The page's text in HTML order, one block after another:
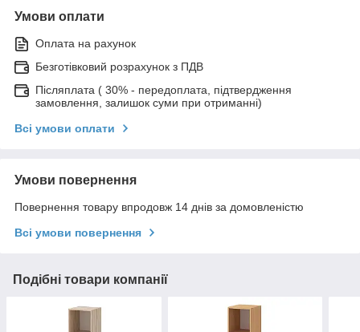
Умови оплати
Оплата на рахунок
Безготівковий розрахунок з ПДВ
Післяплата ( 30% - передоплата, підтвердження
замовлення, залишок суми при отриманні)
Всі умови оплати
Умови повернення
Повернення товару впродовж 14 днів за домовленістю
Всі умови повернення
Подібні товари компанії